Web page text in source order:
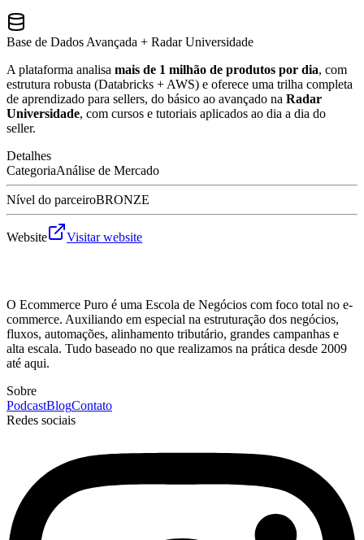
Base de Dados Avançada + Radar Universidade
A plataforma analisa mais de 1 milhão de produtos por dia, com
estrutura robusta (Databricks + AWS) e oferece uma trilha completa
de aprendizado para sellers, do básico ao avançado na Radar
Universidade, com cursos e tutoriais aplicados ao dia a dia do
seller.
Detalhes
CategoriaAnálise de Mercado
Nível do parceiroBRONZE
Website Visitar website
O Ecommerce Puro é uma Escola de Negócios com foco total no e-
commerce. Auxiliando em especial na estruturação dos negócios,
fluxos, automações, alinhamento tributário, grandes campanhas e
alta escala. Tudo baseado no que realizamos na prática desde 2009
até aqui.
Sobre
PodcastBlogContato
Redes sociais